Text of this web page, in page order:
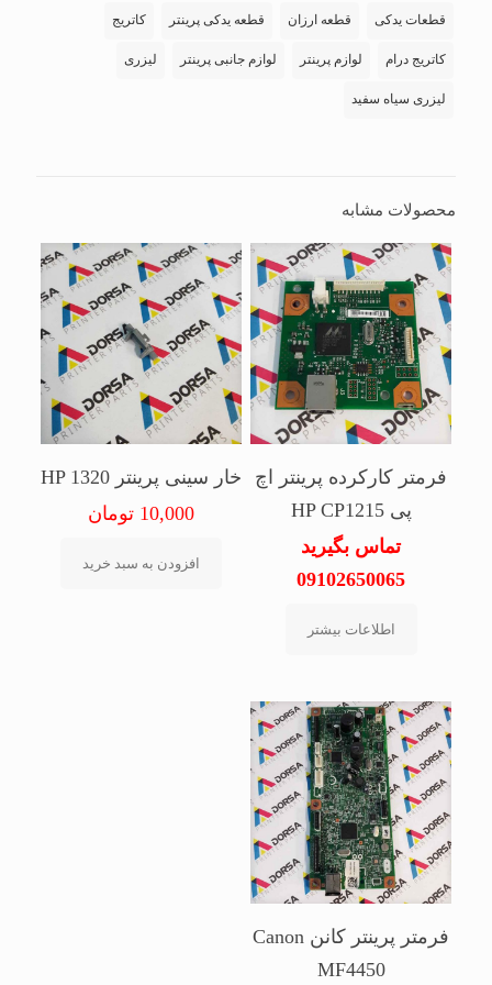
قطعات یدکی قطعه ارزان قطعه یدکی پرینتر کاتریج
کاتریج درام لوازم پرینتر لوازم جانبی پرینتر لیزری
لیزری سیاه سفید
محصولات مشابه
فرمتر کارکرده پرینتر اچ
پی HP CP1215
تماس بگیرید
09102650065
اطلاعات بیشتر
خار سینی پرینتر HP 1320
10,000 تومان
افزودن به سبد خرید
فرمتر پرینتر کانن Canon
MF4450